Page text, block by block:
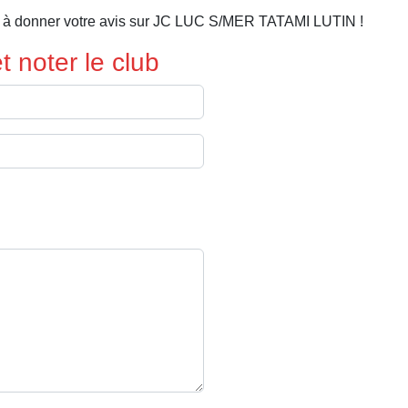
donner votre avis sur JC LUC S/MER TATAMI LUTIN !
noter le club